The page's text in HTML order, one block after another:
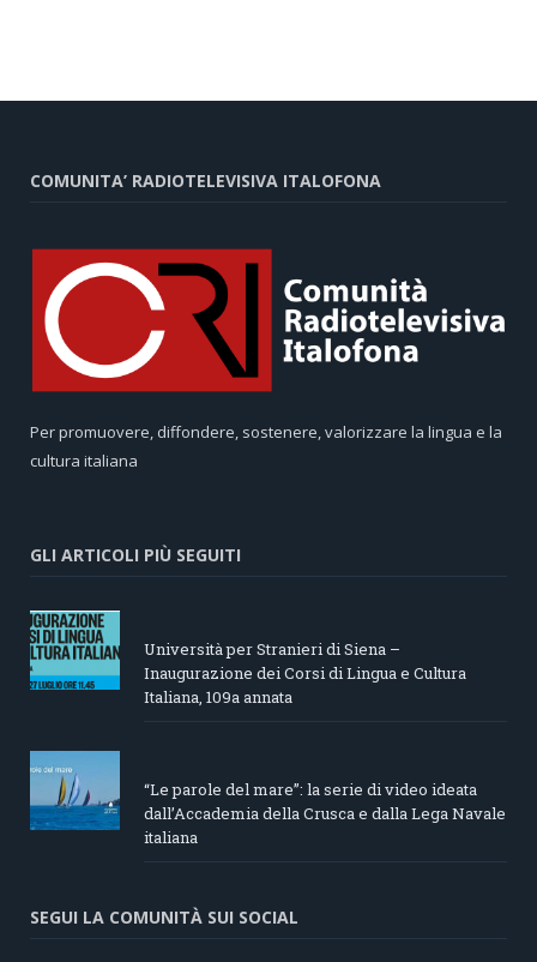
COMUNITA’ RADIOTELEVISIVA ITALOFONA
Per promuovere, diffondere, sostenere, valorizzare la lingua e la
cultura italiana
GLI ARTICOLI PIÙ SEGUITI
Università per Stranieri di Siena –
Inaugurazione dei Corsi di Lingua e Cultura
Italiana, 109a annata
“Le parole del mare”: la serie di video ideata
dall’Accademia della Crusca e dalla Lega Navale
italiana
SEGUI LA COMUNITÀ SUI SOCIAL